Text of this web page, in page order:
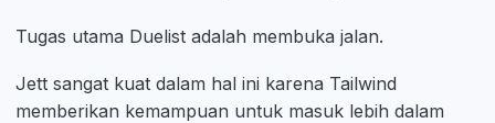
Tugas utama Duelist adalah membuka jalan.
Jett sangat kuat dalam hal ini karena Tailwind
memberikan kemampuan untuk masuk lebih dalam